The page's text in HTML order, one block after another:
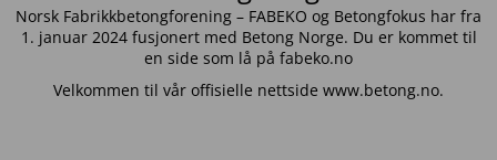
Norsk Fabrikkbetongforening – FABEKO og Betongfokus har fra
1. januar 2024 fusjonert med Betong Norge. Du er kommet til
en side som lå på fabeko.no
Velkommen til vår offisielle nettside www.betong.no.